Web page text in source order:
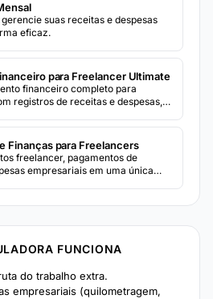
suas receitas e despesas
eficaz.
para Freelancer Ultimate
financeiro completo para
registros de receitas e despesas,
e demonstracao anual de
Finanças para Freelancers
freelancer, pagamentos de
empresariais em uma única
FUNCIONA
do trabalho extra.
empresariais (quilometragem,